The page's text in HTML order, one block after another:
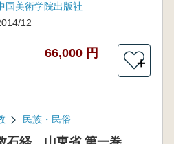
国美術学院出版社
12
66,000 円
＋
民族・民俗